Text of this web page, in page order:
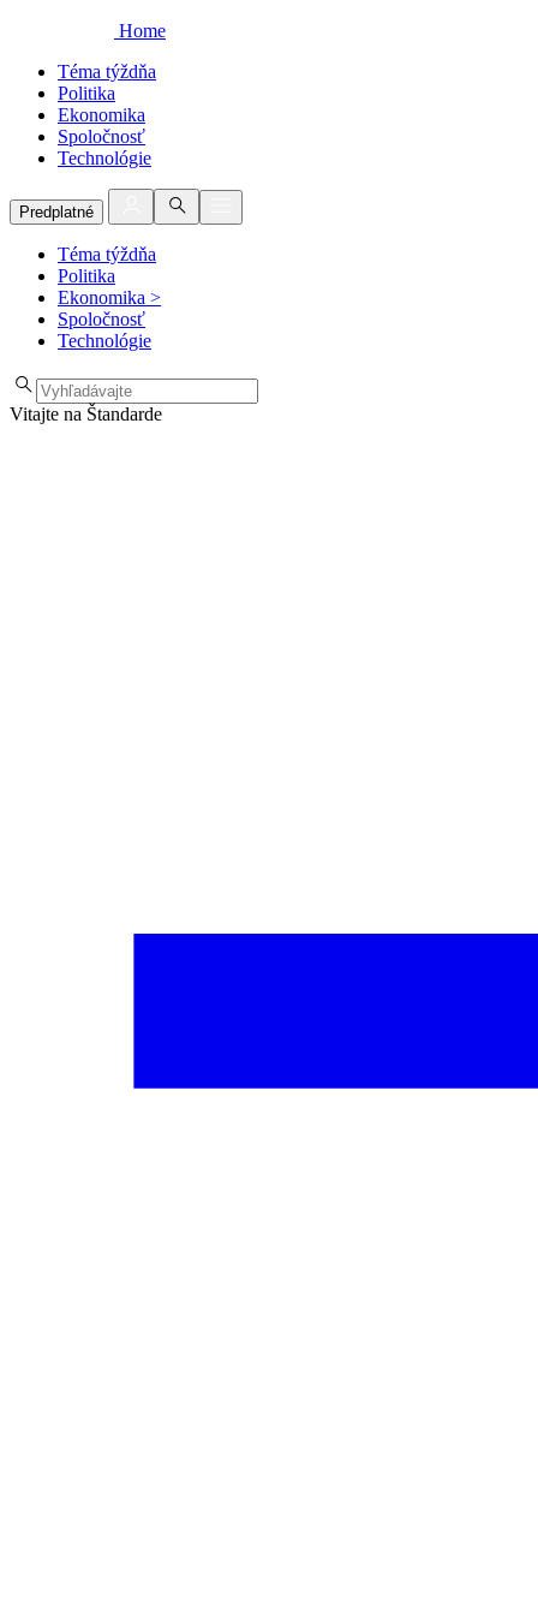
Home
Téma týždňa
Politika
Ekonomika
Spoločnosť
Technológie
Predplatné
Téma týždňa
Politika
Ekonomika >
Spoločnosť
Technológie
Vitajte na Štandarde